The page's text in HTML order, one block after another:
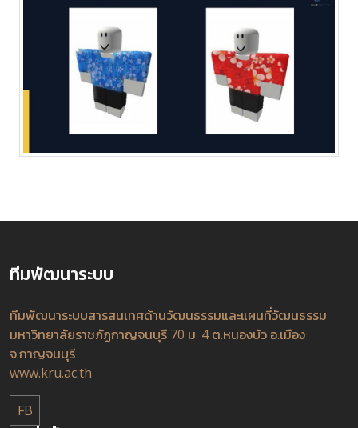
ทีมพัฒนาระบบ
ทีมพัฒนาระบบสารสนเทศด้านวัฒนธรรมและแผนที่วัฒนธรรม
มหาวิทยาลัยราชภัฏกาญจนบุรี 70 ม. 4 ต.หนองบัว อ.เมือง
จ.กาญจนบุรี
www.kru.ac.th
FB